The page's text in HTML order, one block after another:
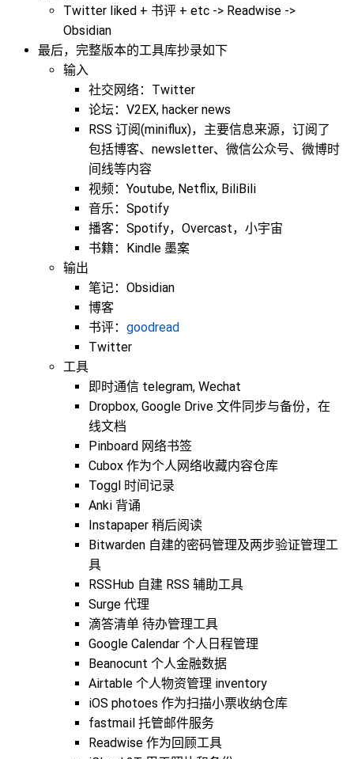
Twitter liked + 书评 + etc -> Readwise ->
Obsidian
最后，完整版本的工具库抄录如下
输入
社交网络：Twitter
论坛：V2EX, hacker news
RSS 订阅(miniflux)，主要信息来源，订阅了
包括博客、newsletter、微信公众号、微博时
间线等内容
视频：Youtube, Netflix, BiliBili
音乐：Spotify
播客：Spotify，Overcast，小宇宙
书籍：Kindle 墨案
输出
笔记：Obsidian
博客
书评： goodread
Twitter
工具
即时通信 telegram, Wechat
Dropbox, Google Drive 文件同步与备份，在
线文档
Pinboard 网络书签
Cubox 作为个人网络收藏内容仓库
Toggl 时间记录
Anki 背诵
Instapaper 稍后阅读
Bitwarden 自建的密码管理及两步验证管理工
具
RSSHub 自建 RSS 辅助工具
Surge 代理
滴答清单 待办管理工具
Google Calendar 个人日程管理
Beanocunt 个人金融数据
Airtable 个人物资管理 inventory
iOS photoes 作为扫描小票收纳仓库
fastmail 托管邮件服务
Readwise 作为回顾工具